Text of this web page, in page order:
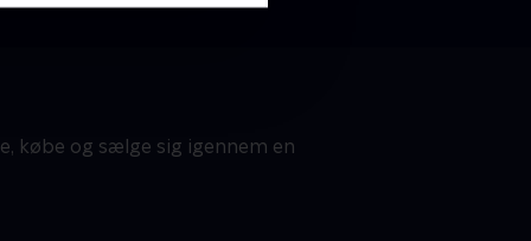
købe og sælge sig igennem en